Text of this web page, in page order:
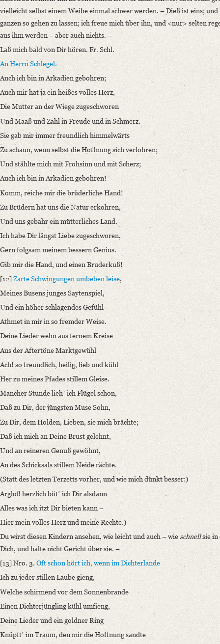
vielleicht selbst einem Weibe einmal schwer werden. – Dieß ist eins;
ganzen so gehen zu lassen; ich freue mich über ihn, und <nur> selten
aus ihm werden – aber auch nichts. –
Laß mich bald von Dir hören. Fr. Schl.
An Herrn Schlegel.
Auch ich bin in Arkadien gebohren;
Auch mir hat ja ein heißes volles Herz,
Die Mutter an der Wiege zugeschworen
Und Maaß und Zahl in Freude und in Schmerz.
Sie gab mir immer freundlich himmelwärts
Zu schaun, wenn selbst die Hoffnung sich verlohren;
Und stählte mich mit Frohsinn und mit Scherz;
Auch ich bin in Arkadien gebohren!
Komm, reiche mir die brüderliche Hand!
Zu Brüdern hat uns die Natur erkohren,
Und uns gebahr ein mütterliches Land.
Ich habe Dir längst Liebe zugeschworen,
Gern folgsam meinem bessern Genius.
Gib mir die Hand, und einen Bruderkuß!
[12]Zarte Schwingungen umbeben leise,
Meines Busens junges Saytenspiel,
Und ein höher schlagendes Gefühl
Athmet in mir in so fremder Weise.
Deine Lieder wehn aus fernem Kreise
Aus der Aftertöne Marktgewühl
Ach! so freundlich, heilig, lieb und kühl
Her zu meines Pfades stillem Gleise.
Mancher Stunde liehʼ ich Flügel schon,
Daß zu Dir, der jüngsten Muse Sohn,
Zu Dir, dem Holden, Lieben, sie mich brächte;
Daß ich mich an Deine Brust gelehnt,
Und an reineren Genuß gewöhnt,
An des Schicksals stillem Neide rächte.
(Statt des letzten Terzetts vorher, und wie mich dünkt besser:)
Argloß herzlich bötʼ ich Dir alsdann
Alles was ich itzt Dir bieten kann –
Hier mein volles Herz und meine Rechte.)
Du wirst diesen Kindern ansehen, wie leicht und auch – wieschnellsie in
Dich, und halte nicht Gericht über sie. –
[13] Nro. 3. Oft schon hört ich, wenn im Dichterlande
Ich zu jeder stillen Laube gieng,
Welche schirmend vor dem Sonnenbrande
Einen Dichterjüngling kühl umfieng,
Deine Lieder und ein goldner Ring
Knüpftʼ im Traum, den mir die Hoffnung sandte